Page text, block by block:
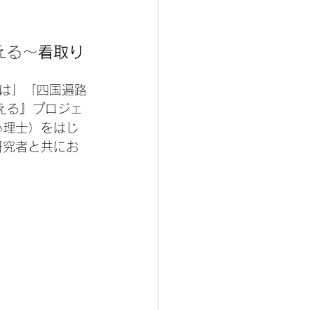
る～看取り
」「四国遍路
る』プロジェ
士）をはじ
者と共にお